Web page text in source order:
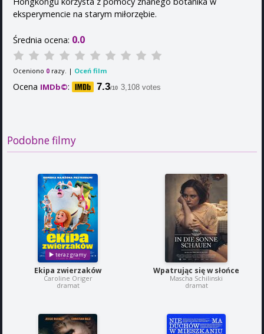
eksperymencie na starym miłorzębie.
Średnia ocena: 0.0
Oceniono 0 razy. | Oceń film
Ocena IMDb©: 7.3/10 3,108 votes
Podobne filmy
Ekipa zwierzaków
Caroline Origer
dramat
Wpatrując się w słońce
Mascha Schilinski
dramat